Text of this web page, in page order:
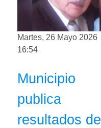
Martes, 26 Mayo 2026
16:54
Municipio
publica
resultados de